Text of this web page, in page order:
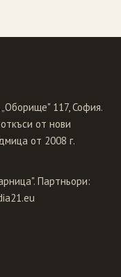
117, София.
от нови
от 2008 г.
Партньори: